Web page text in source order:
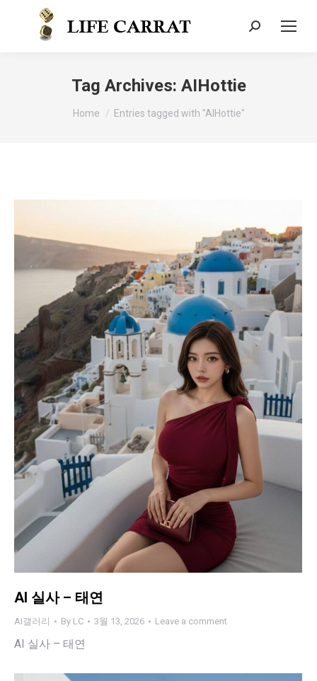
Tag Archives: AIHottie
You are here:
Home Entries tagged with "AIHottie"
AI 실사 – 태연
AI갤러리 By LC 3월 13, 2026 Leave a comment
AI 실사 – 태연